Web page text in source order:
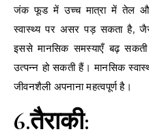
जंक फूड में उच्च मात्रा में तेल
स्वास्थ्य पर असर पड़ सकता है,
इससे मानसिक समस्याएँ बढ़
उत्पन्न हो सकती हैं। मानसिक
जीवनशैली अपनाना महत्वपूर्ण है।
6.तैराकी: